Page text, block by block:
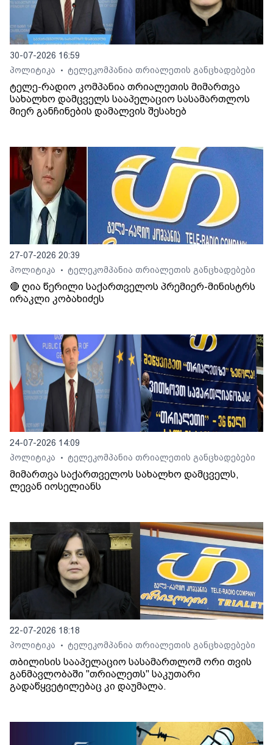
30-07-2026 16:59
პოლიტიკა
• ტელეკომპანია თრიალეთის განცხადებები
ტელე-რადიო კომპანია თრიალეთის მიმართვა
სახალხო დამცველს სააპელაციო სასამართლოს
მიერ განჩინების დამალვის შესახებ
27-07-2026 20:39
პოლიტიკა
• ტელეკომპანია თრიალეთის განცხადებები
🔴 ღია წერილი საქართველოს პრემიერ-მინისტრს
ირაკლი კობახიძეს
24-07-2026 14:09
პოლიტიკა
• ტელეკომპანია თრიალეთის განცხადებები
მიმართვა საქართველოს სახალხო დამცველს,
ლევან იოსელიანს
22-07-2026 18:18
პოლიტიკა
• ტელეკომპანია თრიალეთის განცხადებები
თბილისის სააპელაციო სასამართლომ ორი თვის
განმავლობაში "თრიალეთს" საკუთარი
გადაწყვეტილებაც კი დაუმალა.